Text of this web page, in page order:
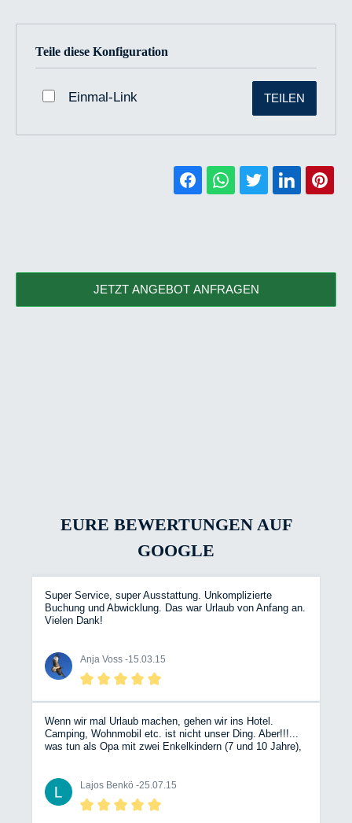
Teile diese Konfiguration
Einmal-Link TEILEN
JETZT ANGEBOT ANFRAGEN
EURE BEWERTUNGEN AUF
GOOGLE
Super Service, super Ausstattung. Unkomplizierte
Buchung und Abwicklung. Das war Urlaub von Anfang an.
Vielen Dank!
Anja Voss -15.03.15
Wenn wir mal Urlaub machen, gehen wir ins Hotel.
Camping, Wohnmobil etc. ist nicht unser Ding. Aber!!!...
was tun als Opa mit zwei Enkelkindern (7 und 10 Jahre),
freie Vermietungsräume und Wunschfahrzeug aussuchen
und kontaktieren, um von einem sehr freundlichen,
kompetenten Team beraten und bedient zu werden. Glück
Lajos Benkö -25.07.15